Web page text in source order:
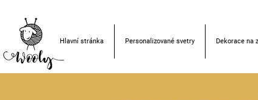
Hlavní stránka Personalizované svetry Dekorace na